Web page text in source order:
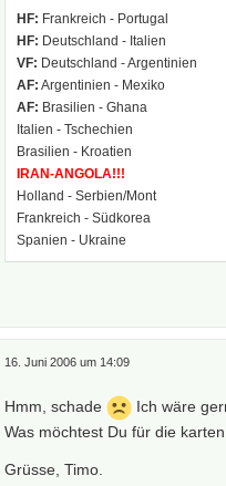
HF: Frankreich - Portugal
HF: Deutschland - Italien
VF: Deutschland - Argentinien
AF: Argentinien - Mexiko
AF: Brasilien - Ghana
Italien - Tschechien
Brasilien - Kroatien
IRAN-ANGOLA!!!
Holland - Serbien/Mont
Frankreich - Südkorea
Spanien - Ukraine
16. Juni 2006 um 14:09
Hmm, schade
Ich wäre
Was möchtest Du für die
Grüsse, Timo.